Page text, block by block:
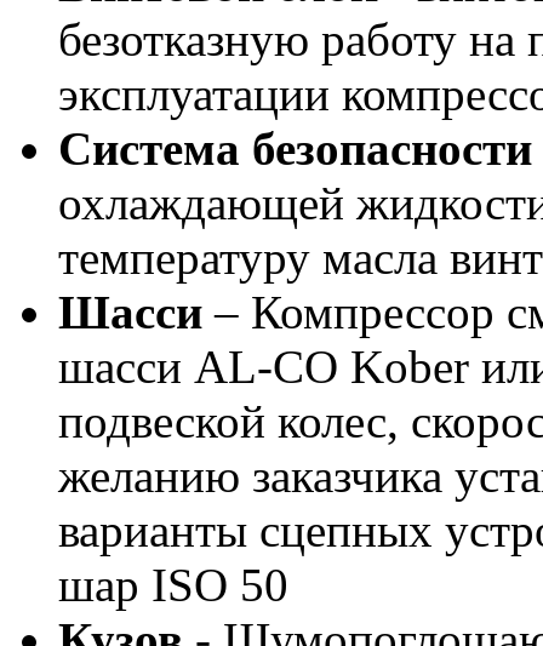
безотказную работу на
эксплуатации
Система безопасности
охлаждающей жидкости
температуру масла
Шасси – Компрессор
шасси AL-CO Kober
подвеской колес,
желанию заказчика
варианты сцепных
шар ISO 50